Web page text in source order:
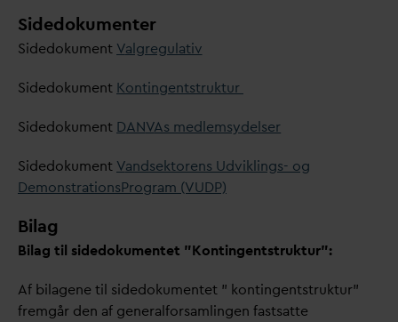
Sidedokumenter
Sidedokument Valgregulativ
Sidedokument Kontingentstruktur
Sidedokument DANVAs medlemsydelser
Sidedokument Vandsektorens Udviklings- og
DemonstrationsProgram (VUDP)
Bilag
Bilag til sidedokumentet ”Kontingentstruktur”:
Af bilagene til sidedokumentet ” kontingentstruktur”
fremgår den af generalforsamlingen fastsatte